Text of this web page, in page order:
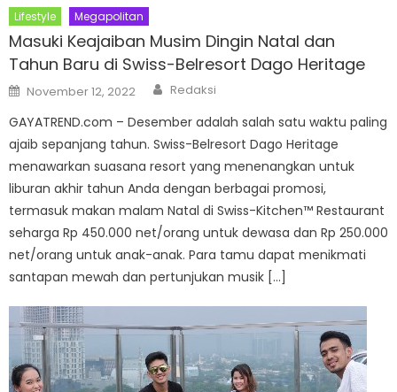
Lifestyle Megapolitan
Masuki Keajaiban Musim Dingin Natal dan
Tahun Baru di Swiss-Belresort Dago Heritage
Posted
on
November 12, 2022 Author
Redaksi
GAYATREND.com – Desember adalah salah satu waktu paling
ajaib sepanjang tahun. Swiss-Belresort Dago Heritage
menawarkan suasana resort yang menenangkan untuk
liburan akhir tahun Anda dengan berbagai promosi,
termasuk makan malam Natal di Swiss-Kitchen™ Restaurant
seharga Rp 450.000 net/orang untuk dewasa dan Rp 250.000
net/orang untuk anak-anak. Para tamu dapat menikmati
santapan mewah dan pertunjukan musik […]